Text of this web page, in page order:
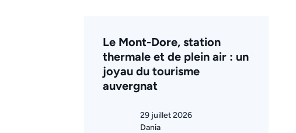
Le Mont-Dore, station
thermale et de plein air : un
joyau du tourisme
auvergnat
29 juillet 2026
Dania